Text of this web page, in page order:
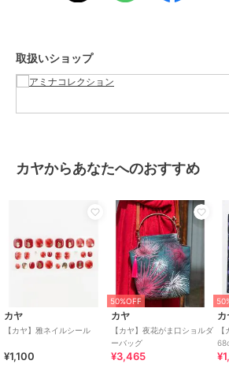
取扱いショップ
カヤからあなたへのおすすめ
カヤ
【カヤ】雅ネイルシール
¥1,100
50%OFF
カヤ
【カヤ】夜花がま口ショルダ
ーバッグ
¥3,465
カ